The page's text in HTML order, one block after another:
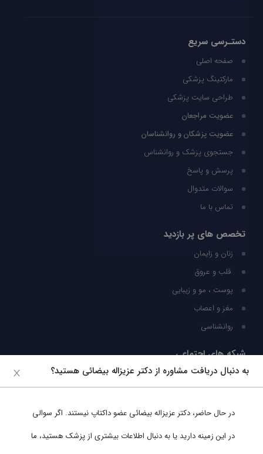
دستـرسی سریع
صفحه اصلی
مارکتینگ پزشکی
طراحی سایت پزشکی
عضویت مراجعان
عضویت پزشکان و روانشناسان
جستجوی پزشک و روانشناس
پرسش و پاسخ
سوالات متدوال
تماس با ما
تخصص های پر بازدید
زنان و زایمان
قلب و عروق
پوست ، مو و زیبایی
مغز و اعصاب
روانشناسی
شبکه های اجتماعی
ما را در شبکه های اجتماعی دنبال کنید
به دنبال دریافت مشاوره از دکتر عزیزاله بیضائی هستید؟
در حال حاضر، دکتر عزیزاله بیضائی عضو داکتاپ نیستند. اگر سوالی
در این زمینه دارید یا به دنبال اطلاعات بیشتری از پزشک هستید، ما